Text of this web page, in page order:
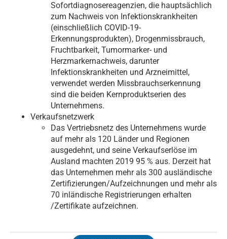
Sofortdiagnosereagenzien, die hauptsächlich
zum Nachweis von Infektionskrankheiten
(einschließlich COVID-19-
Erkennungsprodukten), Drogenmissbrauch,
Fruchtbarkeit, Tumormarker- und
Herzmarkernachweis, darunter
Infektionskrankheiten und Arzneimittel,
verwendet werden Missbrauchserkennung
sind die beiden Kernproduktserien des
Unternehmens.
Verkaufsnetzwerk
Das Vertriebsnetz des Unternehmens wurde
auf mehr als 120 Länder und Regionen
ausgedehnt, und seine Verkaufserlöse im
Ausland machten 2019 95 % aus. Derzeit hat
das Unternehmen mehr als 300 ausländische
Zertifizierungen/Aufzeichnungen und mehr als
70 inländische Registrierungen erhalten
/Zertifikate aufzeichnen.